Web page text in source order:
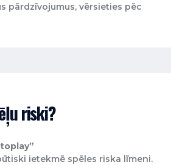
pārdzīvojumus, vērsieties pēc
riski?
ietekmē spēles riska līmeni.